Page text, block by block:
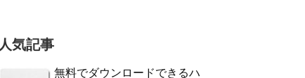
人気記事
無料でダウンロードできるハ